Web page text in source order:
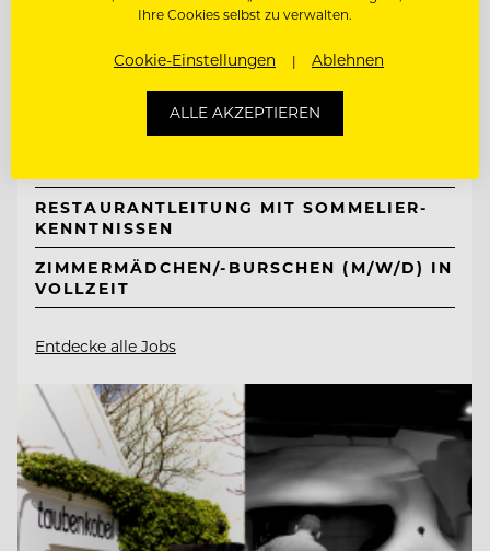
Neuhaus Zillertal Resort &
ElisabethHotel
RESTAURANTLEITUNG MIT SOMMELIER-
KENNTNISSEN
ZIMMERMÄDCHEN/-BURSCHEN (M/W/D) IN
VOLLZEIT
Entdecke alle Jobs
Ihre Cookies selbst zu verwalten.
Cookie-Einstellungen Ablehnen
ALLE AKZEPTIEREN